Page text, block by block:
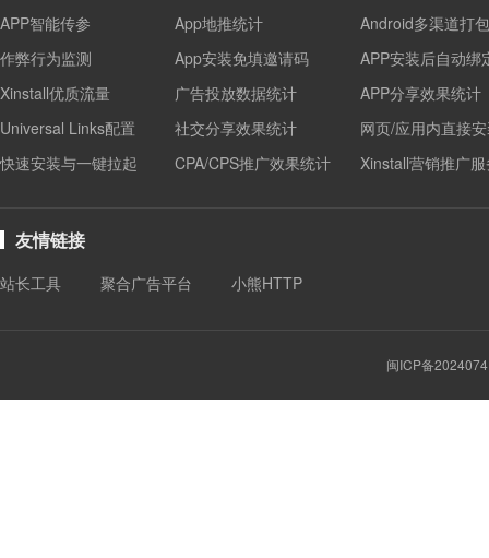
APP智能传参
作弊行为监测
Xinstall优质流量
Universal Links配置
快速安装与一键拉起
App地推统计
Android多渠道打包
App安装免填邀请码
APP安装后自动绑
广告投放数据统计
APP分享效果统计
社交分享效果统计
网页/应用内直接
CPA/CPS推广效果统计
Xinstall营销推广
友情链接
站长工具 聚合广告平台 小熊HTTP
闽ICP备